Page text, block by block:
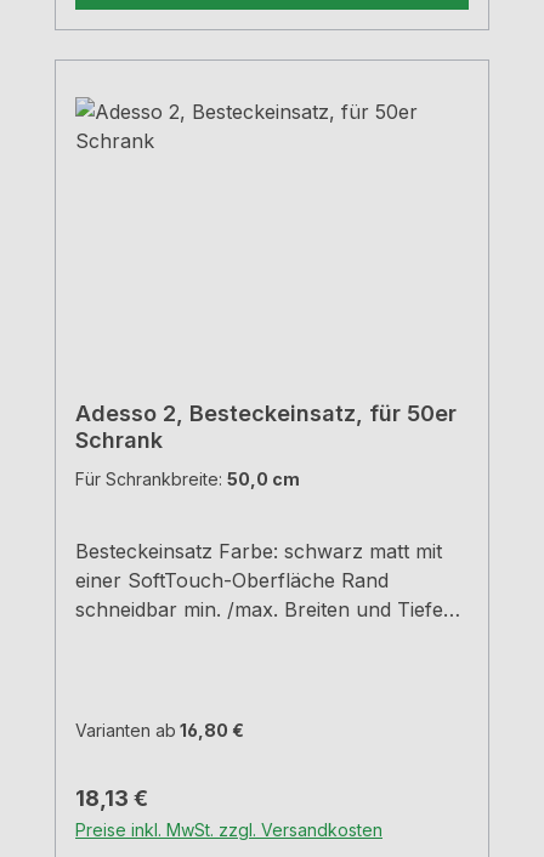
Adesso 2, Besteckeinsatz, für 50er
Schrank
Für Schrankbreite: 50,0 cm
Besteckeinsatz Farbe: schwarz matt mit
einer SoftTouch-Oberfläche Rand
schneidbar min. /max. Breiten und Tiefen
Varianten ab 16,80 €
Regulärer Preis:
18,13 €
Preise inkl. MwSt. zzgl. Versandkosten